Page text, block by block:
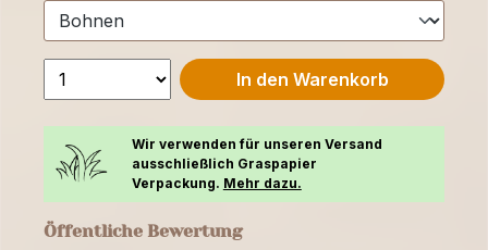
In den Warenkorb
Wir verwenden für unseren Versand
ausschließlich Graspapier
Verpackung. Mehr dazu.
Öffentliche Bewertung